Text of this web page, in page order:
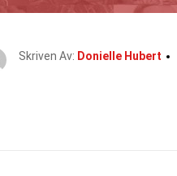
Skriven Av: Donielle Hubert